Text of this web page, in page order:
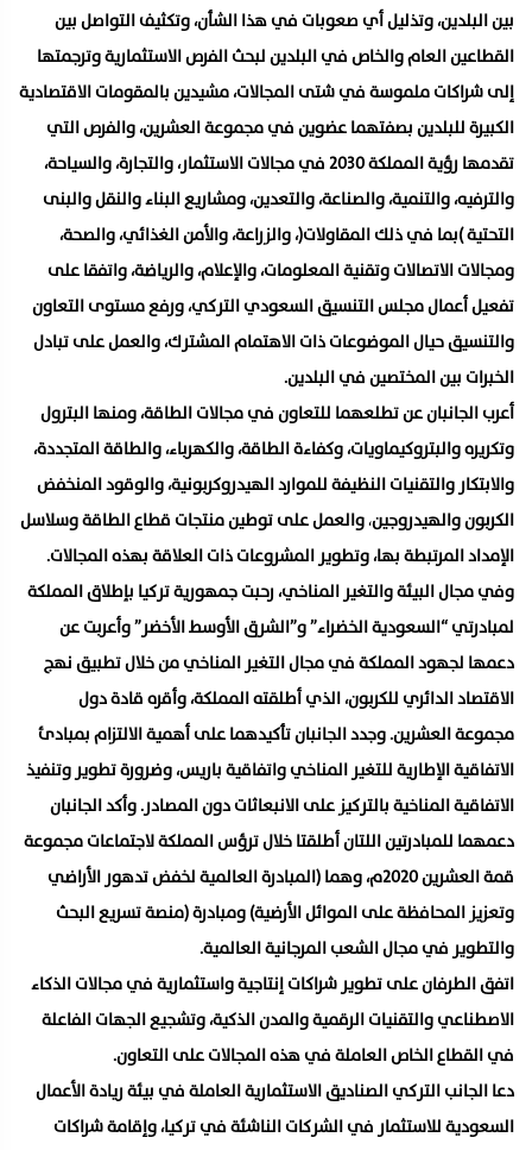
بين البلدين، وتذليل أي صعوبات في هذا الشأن، وتكثيف التواصل بين
القطاعين العام والخاص في البلدين لبحث الفرص الاستثمارية وترجمتها
إلى شراكات ملموسة في شتى المجالات، مشيدين بالمقومات الاقتصادية
الكبيرة للبلدين بصفتهما عضوين في مجموعة العشرين، والفرص التي
تقدمها رؤية المملكة 2030 في مجالات الاستثمار، والتجارة، والسياحة،
والترفيه، والتنمية، والصناعة، والتعدين، ومشاريع البناء والنقل والبنى
التحتية )بما في ذلك المقاولات(، والزراعة، والأمن الغذائي، والصحة،
ومجالات الاتصالات وتقنية المعلومات، والإعلام، والرياضة، واتفقا على
تفعيل أعمال مجلس التنسيق السعودي التركي، ورفع مستوى التعاون
والتنسيق حيال الموضوعات ذات الاهتمام المشترك، والعمل على تبادل
الخبرات بين المختصين في البلدين.
أعرب الجانبان عن تطلعهما للتعاون في مجالات الطاقة، ومنها البترول
وتكريره والبتروكيماويات، وكفاءة الطاقة، والكهرباء، والطاقة المتجددة،
والابتكار والتقنيات النظيفة للموارد الهيدروكربونية، والوقود المنخفض
الكربون والهيدروجين،والعمل على توطين منتجات قطاع الطاقة وسلاسل
الإمداد المرتبطة بها، وتطوير المشروعات ذات العلاقة بهذه المجالات.
وفي مجال البيئة والتغير المناخي، رحبت جمهورية تركيا بإطلاق المملكة
لمبادرتي “السعودية الخضراء” و”الشرق الأوسط الأخضر” وأعربت عن
دعمها لجهود المملكة في مجال التغير المناخي من خلال تطبيق نهج
الاقتصاد الدائري للكربون، الذي أطلقته المملكة، وأقره قادة دول
مجموعة العشرين. وجدد الجانبان تأكيدهما على أهمية الالتزام بمبادئ
الاتفاقية الإطارية للتغير المناخي واتفاقية باريس، وضرورة تطوير وتنفيذ
الاتفاقية المناخية بالتركيز على الانبعاثات دون المصادر. وأكد الجانبان
دعمهما للمبادرتين اللتان أطلقتا خلال ترؤس المملكة لاجتماعات مجموعة
قمة العشرين 2020م، وهما (المبادرة العالمية لخفض تدهور الأراضي
وتعزيز المحافظة على الموائل الأرضية) ومبادرة (منصة تسريع البحث
والتطوير في مجال الشعب المرجانية العالمية.
اتفق الطرفان على تطوير شراكات إنتاجية واستثمارية في مجالات الذكاء
الاصطناعي والتقنيات الرقمية والمدن الذكية، وتشجيع الجهات الفاعلة
في القطاع الخاص العاملة في هذه المجالات على التعاون.
دعا الجانب التركي الصناديق الاستثمارية العاملة في بيئة ريادة الأعمال
السعودية للاستثمار في الشركات الناشئة في تركيا، وإقامة شراكات